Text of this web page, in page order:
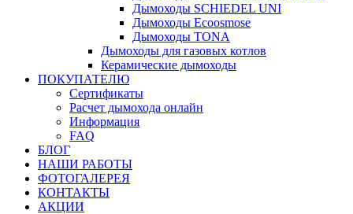
Дымоходы SCHIEDEL UNI
Дымоходы Ecoosmose
Дымоходы TONA
Дымоходы для газовых котлов
Керамические дымоходы
ПОКУПАТЕЛЮ
Сертификаты
Расчет дымохода онлайн
Информация
FAQ
БЛОГ
НАШИ РАБОТЫ
ФОТОГАЛЕРЕЯ
КОНТАКТЫ
АКЦИИ